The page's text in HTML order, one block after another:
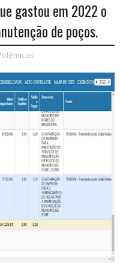
gastou em 2022 o
de poços.